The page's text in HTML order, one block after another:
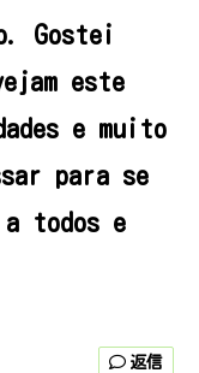
Gostei
este
e muito
para se
todos e
返信